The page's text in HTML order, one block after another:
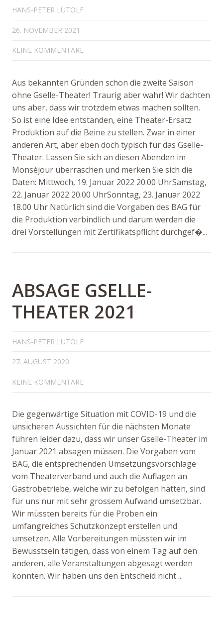
HANS-PETER LÜTOLF
26. NOVEMBER 2021
KEINE KOMMENTARE
Aus bekannten Gründen schon die zweite Saison
ohne Gselle-Theater! Traurig aber wahr! Wir dachten
uns aber, dass wir trotzdem etwas machen sollten.
So ist eine Idee entstanden, eine Theater-Ersatz
Produktion auf die Beine zu stellen. Zwar in einer
anderen Art, aber eben doch typisch für das Gselle-
Theater. Lassen Sie sich an diesen Abenden im
Monséjour überraschen und merken Sie sich die
Daten: Mittwoch, 19. Januar 2022 20.00 UhrSamstag,
22. Januar 2022 20.00 UhrSonntag, 23. Januar 2022
18.00 Uhr Natürlich sind die Vorgaben des BAG für
die Produktion verbindlich und darum werden die
drei Vorstellungen mit Zertifikatspflicht durchgef�...
ABSAGE GSELLE-
THEATER 2021
HANS-PETER LÜTOLF
27. AUGUST 2020
KEINE KOMMENTARE
Die gegenwärtige Situation mit COVID-19 und die
unsicheren Aussichten für die nächsten Monate
führen leider dazu, dass wir unser Gselle-Theater im
Januar 2021 absagen müssen. Die Vorgaben vom
BAG, die entsprechenden Umsetzungsvorschläge
vom Theaterverband und auch die Auflagen an
Gastrobetriebe, welche wir zu befolgen hätten, sind
für uns nur mit sehr grossem Aufwand umsetzbar.
Wir müssten bereits für die Proben ein
umfangreiches Schutzkonzept erstellen und
umsetzen. Alle Vorbereitungen müssten wir im
Bewusstsein tätigen, dass von einem Tag auf den
anderen, alle Veranstaltungen abgesagt werden
könnten. Wir haben uns den Entscheid nicht ...